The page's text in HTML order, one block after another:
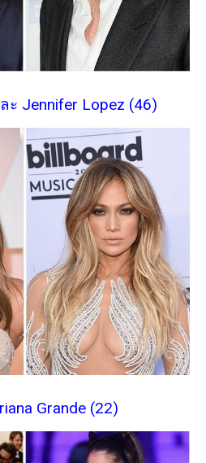
ะ Jennifer Lopez (46)
Grande (22)